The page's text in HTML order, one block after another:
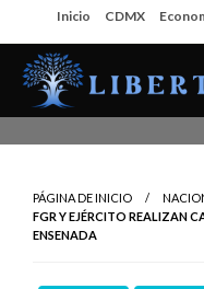
al
contenido
Inicio CDMX
PÁGINA DE INICIO
FGR Y EJÉRCITO REALIZAN
ENSENADA